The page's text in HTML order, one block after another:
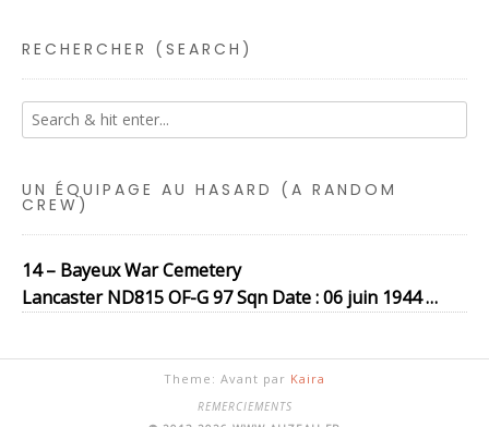
RECHERCHER (SEARCH)
UN ÉQUIPAGE AU HASARD (A RANDOM
CREW)
14 – Bayeux War Cemetery
Lancaster ND815 OF-G 97 Sqn Date : 06 juin 1944 …
Theme: Avant par Kaira
REMERCIEMENTS